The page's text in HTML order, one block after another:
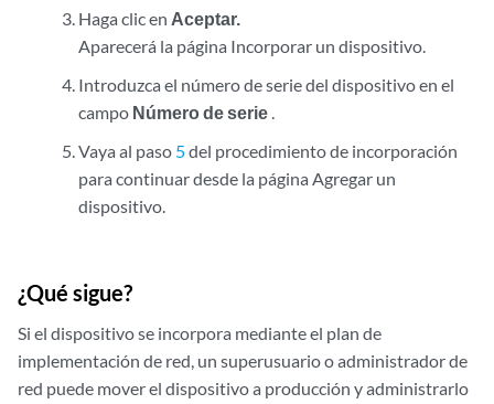
Haga clic en Aceptar.
Aparecerá la página Incorporar un dispositivo.
Introduzca el número de serie del dispositivo en el
campo Número de serie.
Vaya al paso 5del procedimiento de incorporación
para continuar desde la página Agregar un
dispositivo.
¿Qué sigue?
Si el dispositivo se incorpora mediante el plan de
implementación de red, un superusuario o administrador de
red puede mover el dispositivo a producción y administrarlo